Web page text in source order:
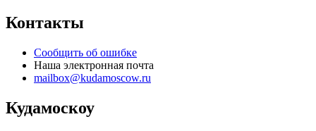
Контакты
Сообщить об ошибке
Наша электронная почта
mailbox@kudamoscow.ru
Кудамоскоу